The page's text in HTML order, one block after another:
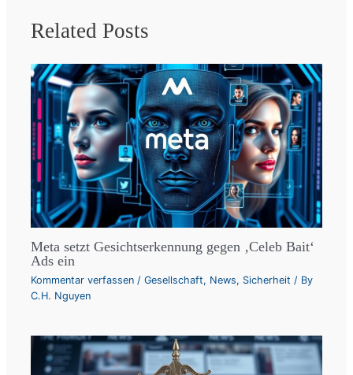
Related Posts
Meta setzt Gesichtserkennung gegen ‚Celeb Bait‘
Ads ein
Kommentar verfassen /Gesellschaft, News, Sicherheit / By
C.H. Nguyen